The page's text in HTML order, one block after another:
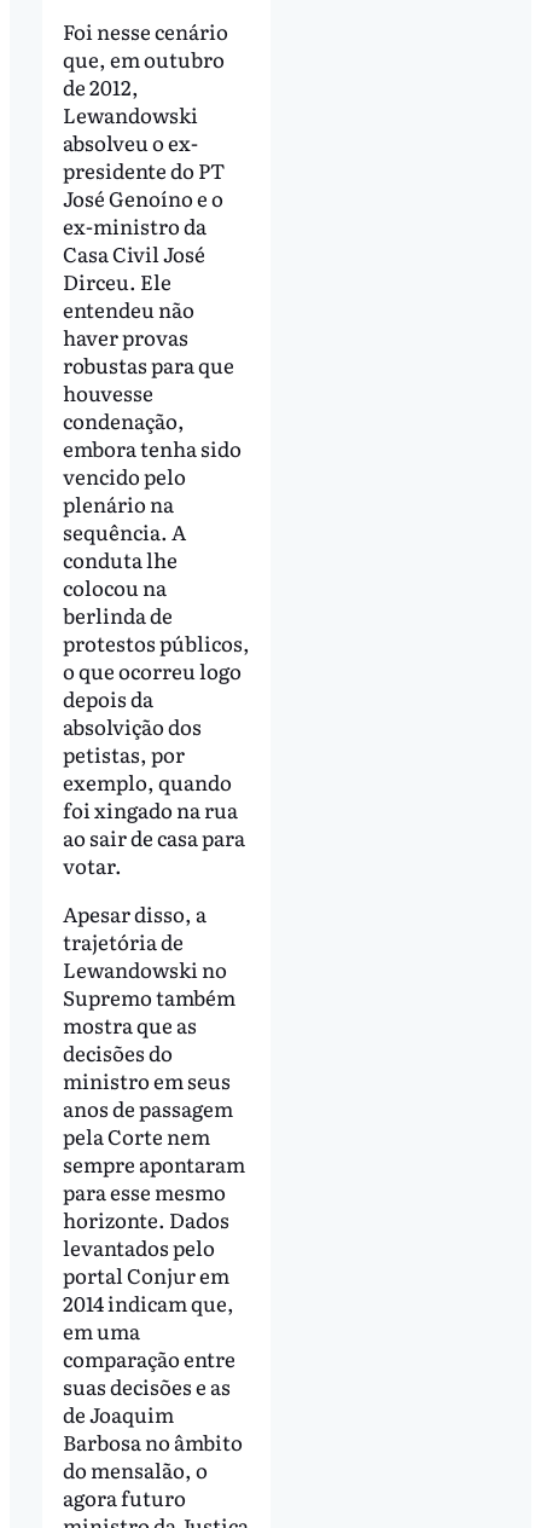
Foi nesse cenário
que, em outubro
de 2012,
Lewandowski
absolveu o ex-
presidente do PT
José Genoíno e o
ex-ministro da
Casa Civil José
Dirceu. Ele
entendeu não
haver provas
robustas para que
houvesse
condenação,
embora tenha sido
vencido pelo
plenário na
sequência. A
conduta lhe
colocou na
berlinda de
protestos públicos,
o que ocorreu logo
depois da
absolvição dos
petistas, por
exemplo, quando
foi xingado na rua
ao sair de casa para
votar.
Apesar disso, a
trajetória de
Lewandowski no
Supremo também
mostra que as
decisões do
ministro em seus
anos de passagem
pela Corte nem
sempre apontaram
para esse mesmo
horizonte. Dados
levantados pelo
portal Conjur em
2014 indicam que,
em uma
comparação entre
suas decisões e as
de Joaquim
Barbosa no âmbito
do mensalão, o
agora futuro